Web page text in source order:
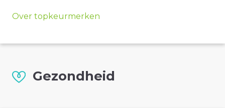
Over topkeurmerken
Gezondheid